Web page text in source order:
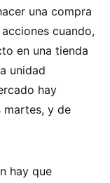
una compra
cuando,
en una tienda
unidad
hay
y de
hay que